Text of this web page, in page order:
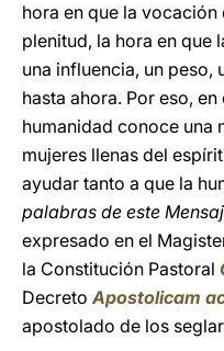
hora en que la
plenitud, la hora en que
una influencia, un peso,
hasta ahora. Por eso,
humanidad conoce una
mujeres llenas del
ayudar tanto a que la
palabras de este
expresado en el
la Constitución Pastoral
DecretoApostolicam
apostolado de los